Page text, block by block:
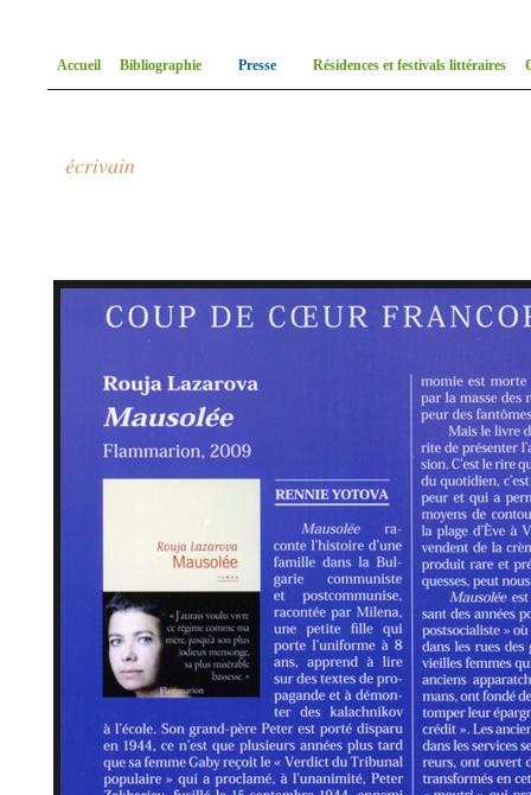
Rouja
écrivain
Accueil Bibliographie Presse Résidences et festivals littéraires